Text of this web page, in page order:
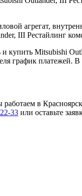
агрегат,
III Рестайлинг
Mitsubishi
график платежей.
в
33 или оставьте